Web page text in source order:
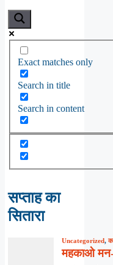
Exact matches only
Search in title
Search in content
सप्ताह का
सितारा
Uncategorized,
महकाओ मन-